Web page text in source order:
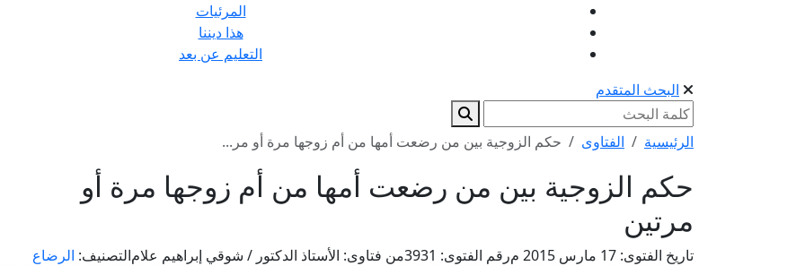
المرئيات
هذا ديننا
التعليم عن بعد
البحث المتقدم
الرئيسية الفتاوى حكم الزوجية بين من رضعت أمها من أم زوجها مرة أو مر...
حكم الزوجية بين من رضعت أمها من أم زوجها مرة أو
مرتين
تاريخ الفتوى: رقم الفتوى: من فتاوى: الأستاذ الدكتور / شوقي إبراهيم علامالتصنيف: الرضاع